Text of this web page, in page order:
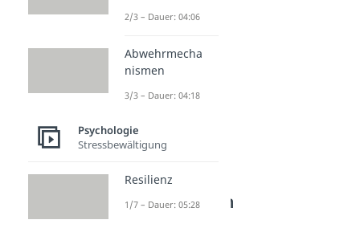
Differentielle
Veränderungen
2/3 – Dauer: 04:06
Abwehrmecha
nismen
3/3 – Dauer: 04:18
Psychologie
Stressbewältigung
Resilienz
1/7 – Dauer: 05:28